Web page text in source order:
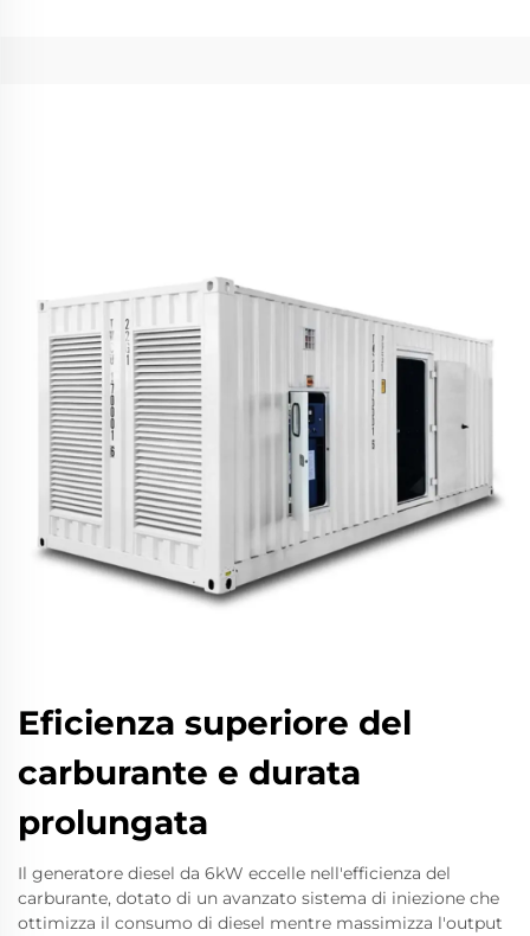
Eficienza superiore del
carburante e durata
prolungata
Il generatore diesel da 6kW eccelle nell'efficienza del
carburante, dotato di un avanzato sistema di iniezione che
ottimizza il consumo di diesel mentre massimizza l'output